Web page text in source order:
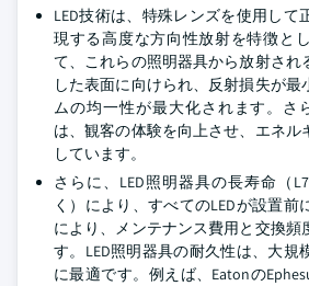
LED技術は、特殊レンズを使用して
現する高度な方向性放射を特徴と
て、これらの照明器具から放射され
した表面に向けられ、反射損失が最
ムの均一性が最大化されます。さ
は、観客の体験を向上させ、エネル
しています。
さらに、LED照明器具の長寿命（
く）により、すべてのLEDが設置前
により、メンテナンス費用と交換頻
す。LED照明器具の耐久性は、大規
に最適です。例えば、Eatonの